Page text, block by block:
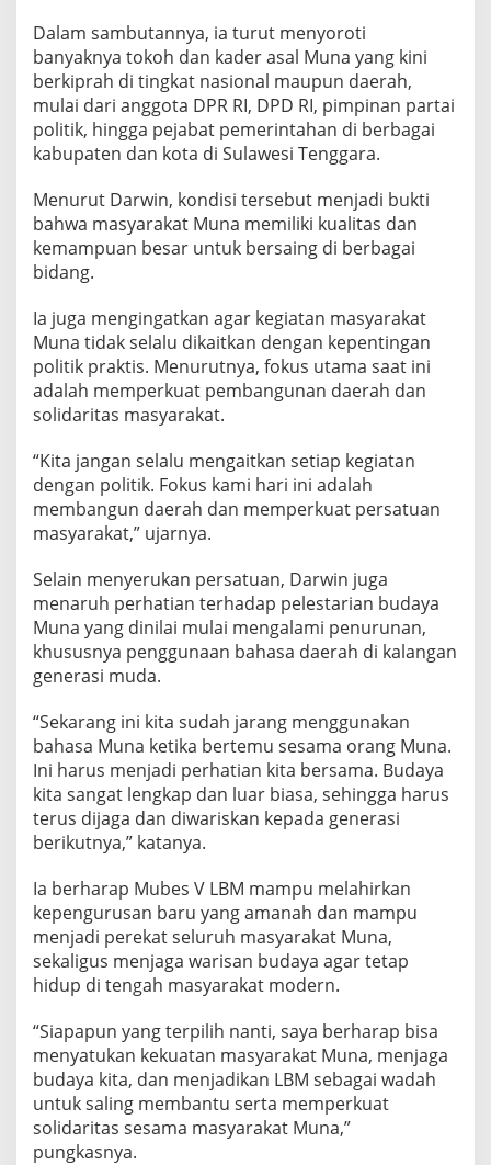
Dalam sambutannya, ia turut menyoroti
banyaknya tokoh dan kader asal Muna yang kini
berkiprah di tingkat nasional maupun daerah,
mulai dari anggota DPR RI, DPD RI, pimpinan partai
politik, hingga pejabat pemerintahan di berbagai
kabupaten dan kota di Sulawesi Tenggara.
Menurut Darwin, kondisi tersebut menjadi bukti
bahwa masyarakat Muna memiliki kualitas dan
kemampuan besar untuk bersaing di berbagai
bidang.
Ia juga mengingatkan agar kegiatan masyarakat
Muna tidak selalu dikaitkan dengan kepentingan
politik praktis. Menurutnya, fokus utama saat ini
adalah memperkuat pembangunan daerah dan
solidaritas masyarakat.
“Kita jangan selalu mengaitkan setiap kegiatan
dengan politik. Fokus kami hari ini adalah
membangun daerah dan memperkuat persatuan
masyarakat,” ujarnya.
Selain menyerukan persatuan, Darwin juga
menaruh perhatian terhadap pelestarian budaya
Muna yang dinilai mulai mengalami penurunan,
khususnya penggunaan bahasa daerah di kalangan
generasi muda.
“Sekarang ini kita sudah jarang menggunakan
bahasa Muna ketika bertemu sesama orang Muna.
Ini harus menjadi perhatian kita bersama. Budaya
kita sangat lengkap dan luar biasa, sehingga harus
terus dijaga dan diwariskan kepada generasi
berikutnya,” katanya.
Ia berharap Mubes V LBM mampu melahirkan
kepengurusan baru yang amanah dan mampu
menjadi perekat seluruh masyarakat Muna,
sekaligus menjaga warisan budaya agar tetap
hidup di tengah masyarakat modern.
“Siapapun yang terpilih nanti, saya berharap bisa
menyatukan kekuatan masyarakat Muna, menjaga
budaya kita, dan menjadikan LBM sebagai wadah
untuk saling membantu serta memperkuat
solidaritas sesama masyarakat Muna,”
pungkasnya.